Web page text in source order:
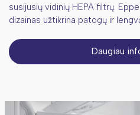
Mikroskopai
End-point
Gelių
Sekvenavimas -
Genominės
skirta įranga
Autoklavai
Skysčių
susijusių vidinių HEPA filtrų.
dizainas užtikrina patogų ir
Daugiau